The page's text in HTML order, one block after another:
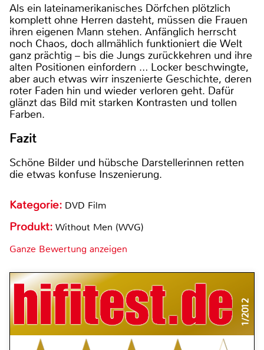
Als ein lateinamerikanisches Dörfchen plötzlich
komplett ohne Herren dasteht, müssen die Frauen
ihren eigenen Mann stehen. Anfänglich herrscht
noch Chaos, doch allmählich funktioniert die Welt
ganz prächtig – bis die Jungs zurückkehren und ihre
alten Positionen einfordern … Locker beschwingte,
aber auch etwas wirr inszenierte Geschichte, deren
roter Faden hin und wieder verloren geht. Dafür
glänzt das Bild mit starken Kontrasten und tollen
Farben.
Fazit
Schöne Bilder und hübsche Darstellerinnen retten
die etwas konfuse Inszenierung.
Kategorie: DVD Film
Produkt: Without Men (WVG)
Ganze Bewertung anzeigen
1/2012